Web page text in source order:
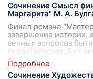
Сочинение Смысл
Маргарита" М. А.
Финал романа
завершение истории,
вечных вопросов
предательства.
Сочинение